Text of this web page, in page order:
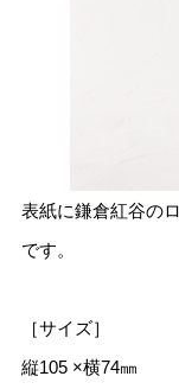
表紙に鎌倉紅谷の
です。
［サイズ］
縦105 ×横74㎜